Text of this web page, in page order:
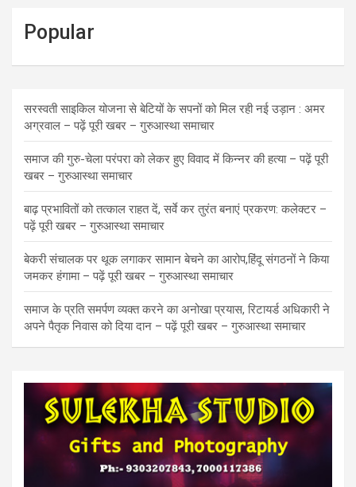
Popular
सरस्वती साइकिल योजना से बेटियों के सपनों को मिल रही नई उड़ान : अमर
अग्रवाल – पढ़ें पूरी खबर – गुरुआस्था समाचार
समाज की गुरु-चेला परंपरा को लेकर हुए विवाद में किन्नर की हत्या – पढ़ें पूरी
खबर – गुरुआस्था समाचार
बाढ़ प्रभावितों को तत्काल राहत दें, सर्वे कर तुरंत बनाएं प्रकरण: कलेक्टर –
पढ़ें पूरी खबर – गुरुआस्था समाचार
बेकरी संचालक पर थूक लगाकर सामान बेचने का आरोप,हिंदू संगठनों ने किया
जमकर हंगामा – पढ़ें पूरी खबर – गुरुआस्था समाचार
समाज के प्रति समर्पण व्यक्त करने का अनोखा प्रयास, रिटायर्ड अधिकारी ने
अपने पैतृक निवास को दिया दान – पढ़ें पूरी खबर – गुरुआस्था समाचार